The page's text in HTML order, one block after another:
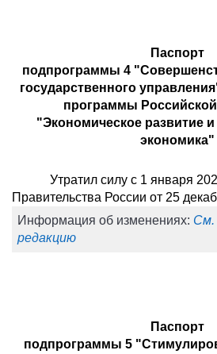
Паспорт
подпрограммы 4
государственного
программы
"Экономическое развитие
экономика"
Утратил силу с 1 января
Правительства России от 25
Информация об изменениях:
редакцию
Паспорт
подпрограммы 5